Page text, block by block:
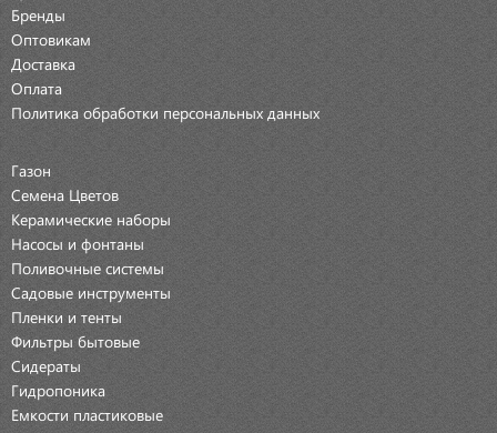
Бренды
Оптовикам
Доставка
Оплата
Политика обработки персональных данных
Газон
Семена Цветов
Керамические наборы
Насосы и фонтаны
Поливочные системы
Садовые инструменты
Пленки и тенты
Фильтры бытовые
Сидераты
Гидропоника
Емкости пластиковые